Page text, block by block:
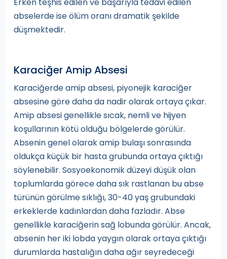
abselerde ise ölüm oranı dramatik şekilde
düşmektedir.
Karaciğer Amip Absesi
Karaciğerde amip absesi, piyonejik karaciğer
absesine göre daha da nadir olarak ortaya çıkar.
Amip absesi genellikle sıcak, nemli ve hijyen
koşullarının kötü olduğu bölgelerde görülür.
Absenin genel olarak amip bulaşı sonrasında
oldukça küçük bir hasta grubunda ortaya çıktığı
söylenebilir. Sosyoekonomik düzeyi düşük olan
toplumlarda görece daha sık rastlanan bu abse
türünün görülme sıklığı, 30-40 yaş grubundaki
erkeklerde kadınlardan daha fazladır. Abse
genellikle karaciğerin sağ lobunda görülür. Ancak,
absenin her iki lobda yaygın olarak ortaya çıktığı
durumlarda hastalığın daha ağır seyredeceği